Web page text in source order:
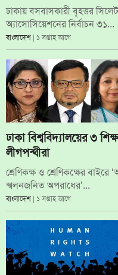
ঢাকায় বসবাসকারী বৃহত্তর
অ্যাসোসিয়েশনের নির্বাচন ৩১...
বাংলাদেশ | ১ সপ্তাহ আগে
ঢাকা বিশ্ববিদ্যালয়ের ৩
লীগপন্থীরা
শ্রেণিকক্ষ ও শ্রেণিকক্ষের
স্খলনজনিত অপরাধের’...
বাংলাদেশ | ১ সপ্তাহ আগে